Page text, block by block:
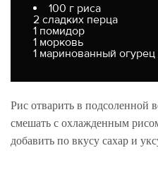
100 г риса
2 сладких перца
1 помидор
1 морковь
1 маринованный огурец
Рис отварить в подсоленной
смешать с охлажденным
добавить по вкусу сахар и